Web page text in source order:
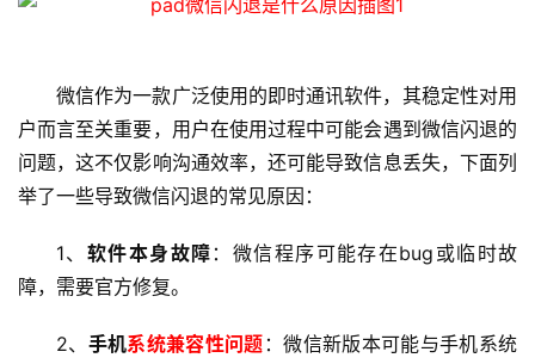
微信作为一款广泛使用的即时通讯软件，其稳定性对用
户而言至关重要，用户在使用过程中可能会遇到微信闪退的
问题，这不仅影响沟通效率，还可能导致信息丢失，下面列
举了一些导致微信闪退的常见原因：
1、 软件本身故障 ：微信程序可能存在bug或临时故
障，需要官方修复。
2、 手机系统兼容性问题 ：微信新版本可能与手机系统